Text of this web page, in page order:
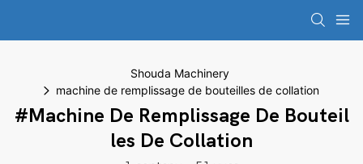
Shouda Machinery
machine de remplissage de bouteilles de collation
#machine De Remplissage De Bouteil
Les De Collation